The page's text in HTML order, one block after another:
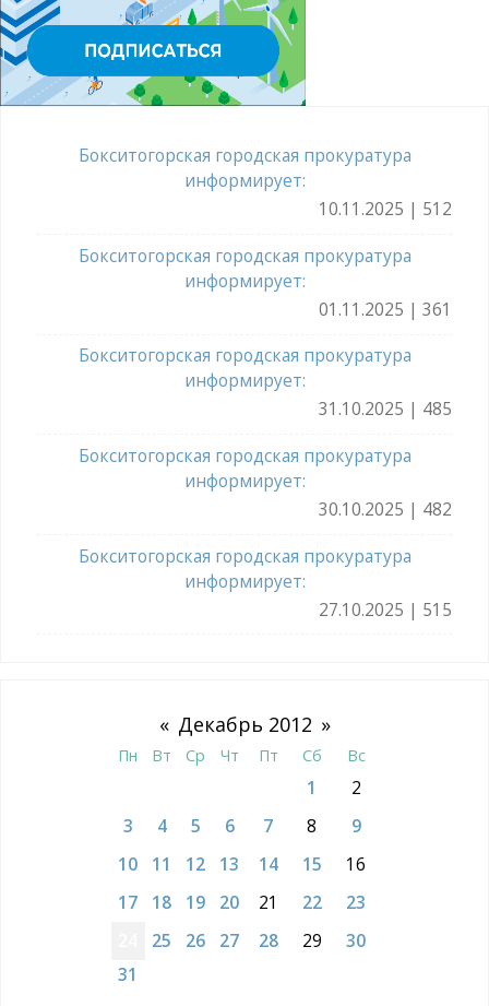
Бокситогорская городская прокуратура
информирует:
10.11.2025 | 512
Бокситогорская городская прокуратура
информирует:
01.11.2025 | 361
Бокситогорская городская прокуратура
информирует:
31.10.2025 | 485
Бокситогорская городская прокуратура
информирует:
30.10.2025 | 482
Бокситогорская городская прокуратура
информирует:
27.10.2025 | 515
« Декабрь 2012 »
Пн Вт Ср Чт Пт Сб Вс
1
2
3
4 5 6 7 8
9
10
11 12 13 14 15
16
17
18 19 20 21 22
23
25 26 27 28 29
30
31